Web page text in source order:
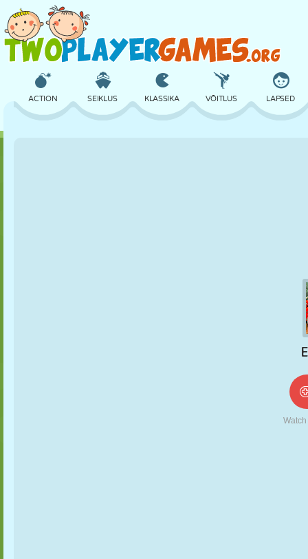
ACTION SEIKLUS KLASSIKA VÕITLUS LAPSED
TRIPS-TRAPS-
TRULL